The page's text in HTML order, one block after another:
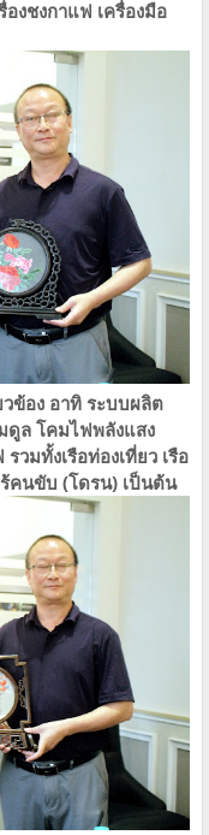
งชงกาแฟ​ เครื่องมือ
ข้อง​ อาทิ​ ระบบผลิต
ดูล​ โคมไฟพลังแสง
มทั้งเรือท่องเที่ยว​ เรือ
คนขับ (โดรน)​ เป็นต้น